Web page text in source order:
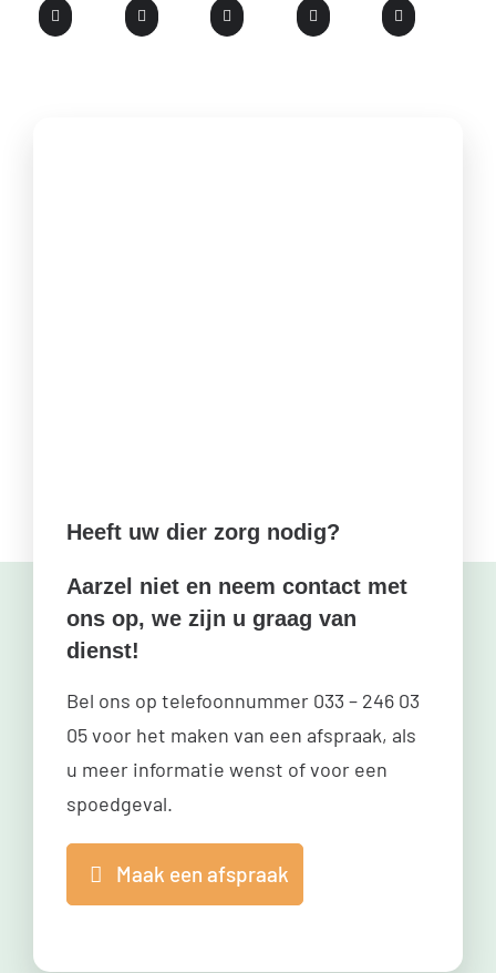
Heeft uw dier zorg nodig?
Aarzel niet en neem contact met
ons op, we zijn u graag van
dienst!
Bel ons op telefoonnummer 033 – 246 03
05voor het maken van een afspraak, als
u meer informatie wenst of voor een
spoedgeval.
Maak een afspraak